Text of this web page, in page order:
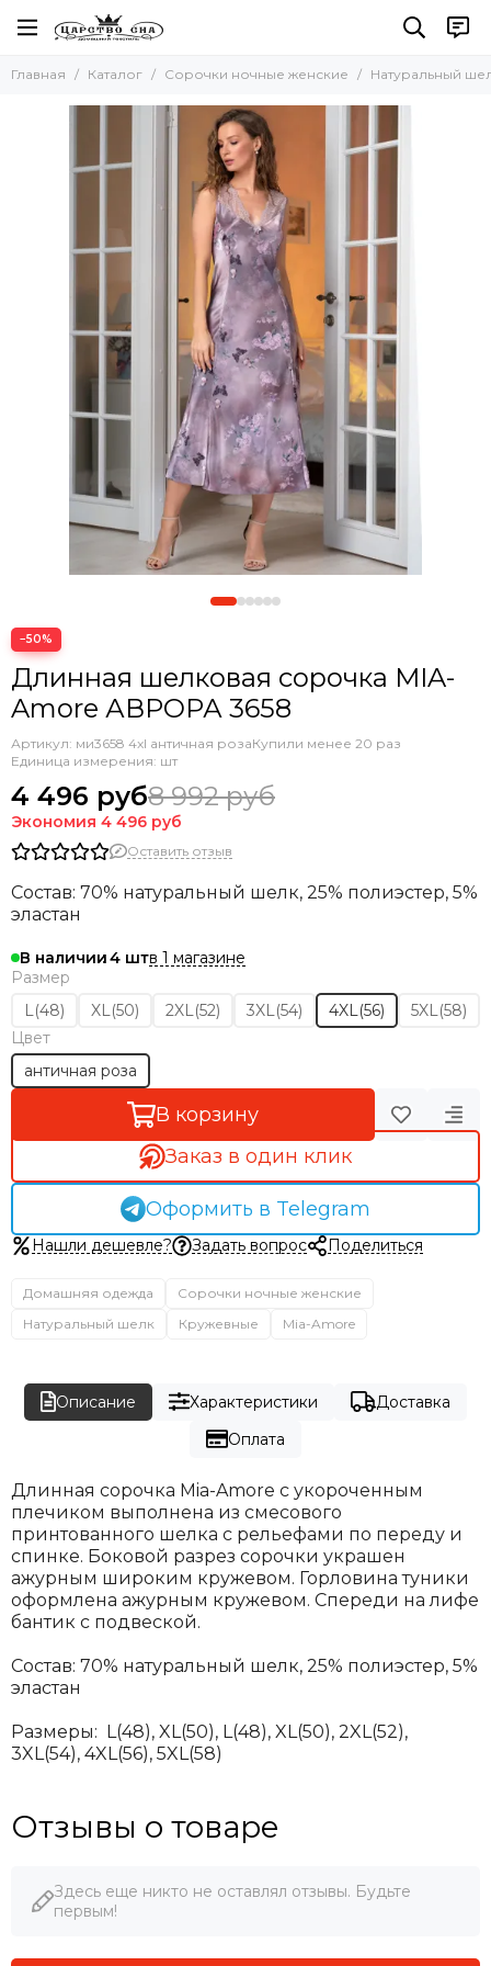
Сорочки ночные женские
Натуральный шелк
Хлопок
Сорочки-рубашки
Главная Каталог Сорочки ночные женские Натуральный
−50%
Длинная шелковая сорочка MIA-
Amore АВРОРА 3658
Артикул: ми3658 4xl античная розаКупили менее 20 раз
Единица измерения: шт
4 496 руб8 992 руб
Экономия 4 496 руб
Оставить отзыв
Состав: 70% натуральный шелк, 25% полиэстер, 5%
эластан
В наличии4
в 1 магазине
Размер
L(48)
XL(50) 2XL(52) 3XL(54) 4XL(56)
5XL(58)
Цвет
античная роза
В корзину
Заказ в один клик
Оформить в Telegram
Нашли дешевле? Задать вопрос Поделиться
Домашняя одежда
Сорочки ночные женские
Натуральный шелк
Кружевные Mia-Amore
Описание Характеристики
Доставка
Оплата
Длинная сорочка Mia-Amore с укороченным
плечиком выполнена из смесового
принтованного шелка с рельефами по переду и
спинке. Боковой разрез сорочки украшен
ажурным широким кружевом. Горловина туники
оформлена ажурным кружевом. Спереди на лифе
бантик с подвеской.
Состав: 70% натуральный шелк, 25% полиэстер, 5%
эластан
Размеры: L(48), XL(50), L(48), XL(50), 2XL(52),
3XL(54), 4XL(56), 5XL(58)
Отзывы о товаре
Здесь еще никто не оставлял отзывы. Будьте
первым!